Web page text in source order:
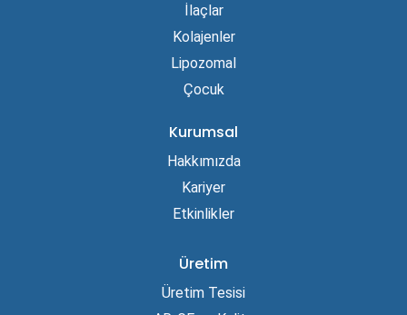
İlaçlar
Kolajenler
Lipozomal
Çocuk
Kurumsal
Hakkımızda
Kariyer
Etkinlikler
Üretim
Üretim Tesisi